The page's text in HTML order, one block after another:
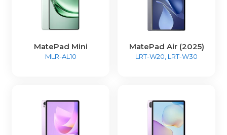
MatePad Mini
MLR-AL10
MatePad Air (2025)
LRT-W20, LRT-W30